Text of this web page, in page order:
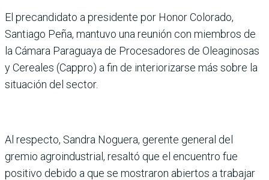
El precandidato a presidente por Honor Colorado,
Santiago Peña, mantuvo una reunión con miembros de
la Cámara Paraguaya de Procesadores de Oleaginosas
y Cereales (Cappro) a fin de interiorizarse más sobre la
situación del sector.
Al respecto, Sandra Noguera, gerente general del
gremio agroindustrial, resaltó que el encuentro fue
positivo debido a que se mostraron abiertos a trabajar